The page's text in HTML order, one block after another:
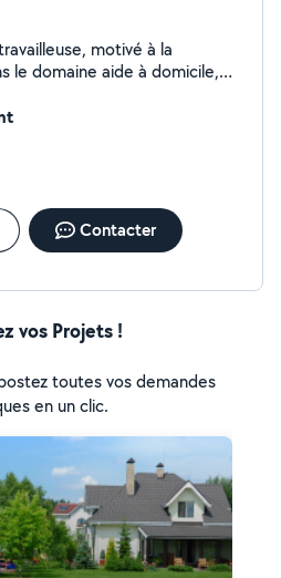
motivé à la
le domaine aide à domicile,
2ans d'expérience.
Contacter
vos Projets !
toutes vos demandes
en un clic.